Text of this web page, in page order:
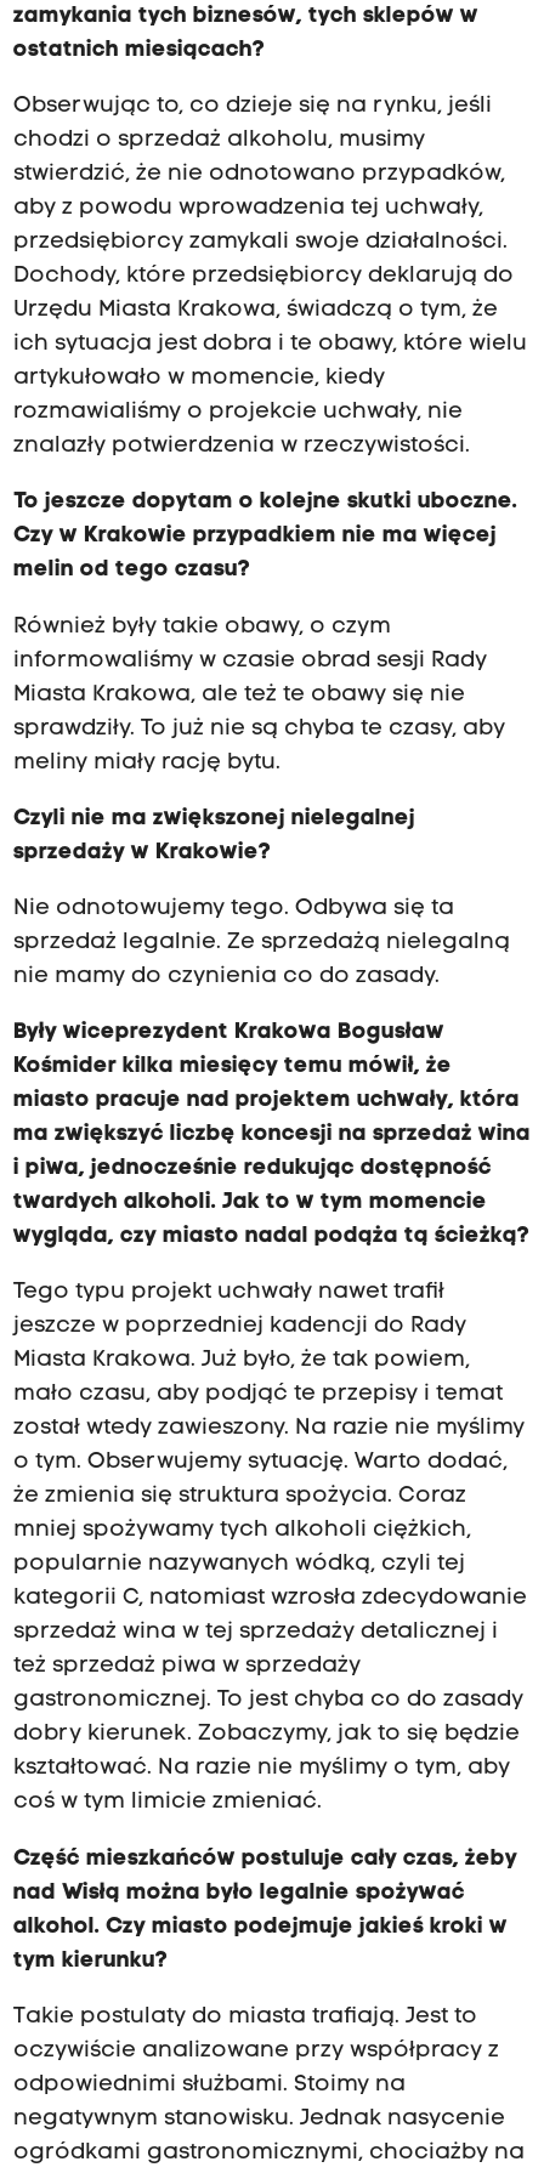
zamykania tych biznesów, tych sklepów w
ostatnich miesiącach?
Obserwując to, co dzieje się na rynku, jeśli
chodzi o sprzedaż alkoholu, musimy
stwierdzić, że nie odnotowano przypadków,
aby z powodu wprowadzenia tej uchwały,
przedsiębiorcy zamykali swoje działalności.
Dochody, które przedsiębiorcy deklarują do
Urzędu Miasta Krakowa, świadczą o tym, że
ich sytuacja jest dobra i te obawy, które wielu
artykułowało w momencie, kiedy
rozmawialiśmy o projekcie uchwały, nie
znalazły potwierdzenia w rzeczywistości.
To jeszcze dopytam o kolejne skutki uboczne.
Czy w Krakowie przypadkiem nie ma więcej
melin od tego czasu?
Również były takie obawy, o czym
informowaliśmy w czasie obrad sesji Rady
Miasta Krakowa, ale też te obawy się nie
sprawdziły. To już nie są chyba te czasy, aby
meliny miały rację bytu.
Czyli nie ma zwiększonej nielegalnej
sprzedaży w Krakowie?
Nie odnotowujemy tego. Odbywa się ta
sprzedaż legalnie. Ze sprzedażą nielegalną
nie mamy do czynienia co do zasady.
Były wiceprezydent Krakowa Bogusław
Kośmider kilka miesięcy temu mówił, że
miasto pracuje nad projektem uchwały, która
ma zwiększyć liczbę koncesji na sprzedaż wina
i piwa, jednocześnie redukując dostępność
twardych alkoholi. Jak to w tym momencie
wygląda, czy miasto nadal podąża tą ścieżką?
Tego typu projekt uchwały nawet trafił
jeszcze w poprzedniej kadencji do Rady
Miasta Krakowa. Już było, że tak powiem,
mało czasu, aby podjąć te przepisy i temat
został wtedy zawieszony. Na razie nie myślimy
o tym. Obserwujemy sytuację. Warto dodać,
że zmienia się struktura spożycia. Coraz
mniej spożywamy tych alkoholi ciężkich,
popularnie nazywanych wódką, czyli tej
kategorii C, natomiast wzrosła zdecydowanie
sprzedaż wina w tej sprzedaży detalicznej i
też sprzedaż piwa w sprzedaży
gastronomicznej. To jest chyba co do zasady
dobry kierunek. Zobaczymy, jak to się będzie
kształtować. Na razie nie myślimy o tym, aby
coś w tym limicie zmieniać.
Część mieszkańców postuluje cały czas, żeby
nad Wisłą można było legalnie spożywać
alkohol. Czy miasto podejmuje jakieś kroki w
tym kierunku?
Takie postulaty do miasta trafiają. Jest to
oczywiście analizowane przy współpracy z
odpowiednimi służbami. Stoimy na
negatywnym stanowisku. Jednak nasycenie
ogródkami gastronomicznymi, chociażby na